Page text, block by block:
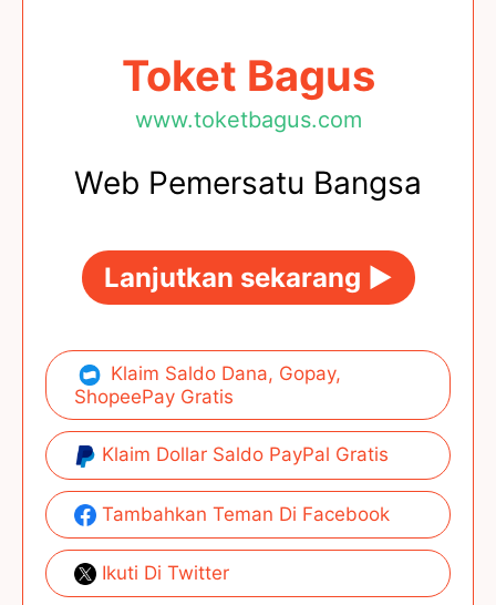
Toket Bagus
www.toketbagus.com
Web Pemersatu Bangsa
Lanjutkan sekarang ►
Klaim Saldo Dana, Gopay,
ShopeePay Gratis
Klaim Dollar Saldo PayPal Gratis
Tambahkan Teman Di Facebook
Ikuti Di Twitter